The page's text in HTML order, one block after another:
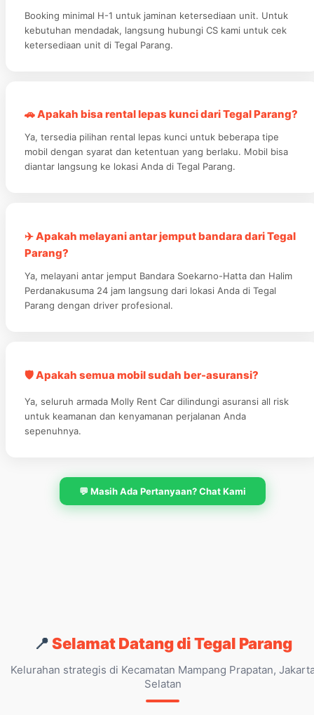
Booking minimal H-1 untuk jaminan ketersediaan unit. Untuk
kebutuhan mendadak, langsung hubungi CS kami untuk cek
ketersediaan unit di Tegal Parang.
🚗 Apakah bisa rental lepas kunci dari Tegal Parang?
Ya, tersedia pilihan rental lepas kunci untuk beberapa tipe
mobil dengan syarat dan ketentuan yang berlaku. Mobil bisa
diantar langsung ke lokasi Anda di Tegal Parang.
✈️ Apakah melayani antar jemput bandara dari Tegal
Parang?
Ya, melayani antar jemput Bandara Soekarno-Hatta dan Halim
Perdanakusuma 24 jam langsung dari lokasi Anda di Tegal
Parang dengan driver profesional.
🛡️ Apakah semua mobil sudah ber-asuransi?
Ya, seluruh armada Molly Rent Car dilindungi asuransi all risk
untuk keamanan dan kenyamanan perjalanan Anda
sepenuhnya.
💬 Masih Ada Pertanyaan? Chat Kami
📍Selamat Datang di Tegal Parang
Kelurahan strategis di Kecamatan Mampang Prapatan,
Selatan